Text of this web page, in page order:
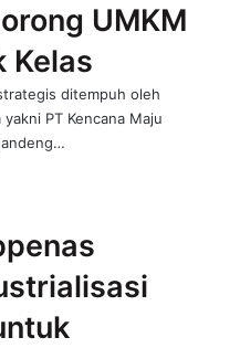
UMKM
Kelas
ditempuh oleh
PT Kencana Maju